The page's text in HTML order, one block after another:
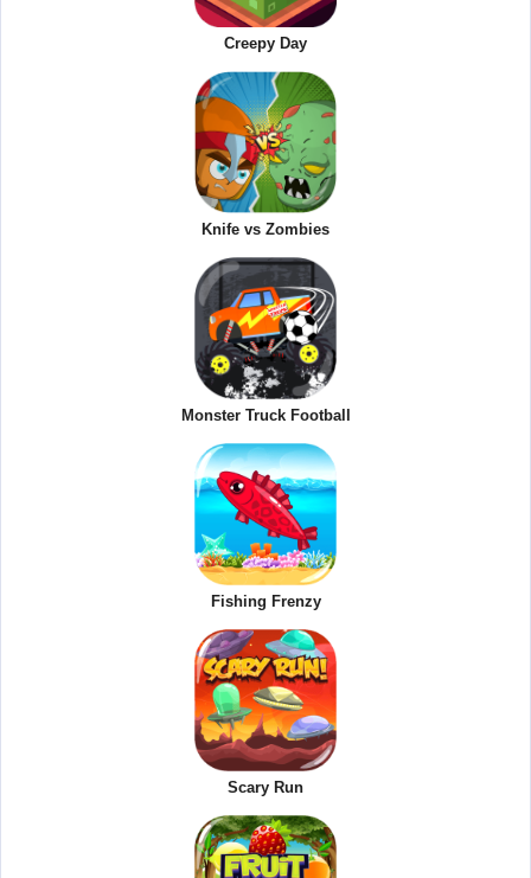
Creepy Day
Knife vs Zombies
Monster Truck Football
Fishing Frenzy
Scary Run